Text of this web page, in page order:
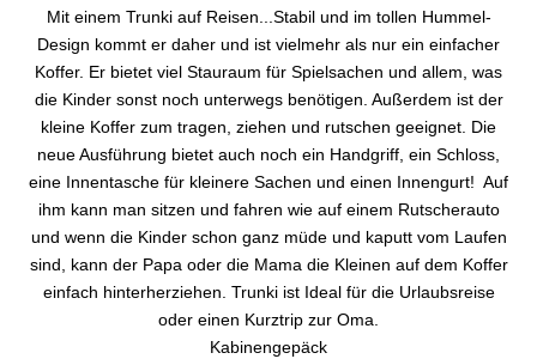
Mit einem Trunki auf Reisen...Stabil und im tollen Hummel-
Design kommt er daher und ist vielmehr als nur ein einfacher
Koffer. Er bietet viel Stauraum für Spielsachen und allem, was
die Kinder sonst noch unterwegs benötigen. Außerdem ist der
kleine Koffer zum tragen, ziehen und rutschen geeignet. Die
neue Ausführung bietet auch noch ein Handgriff, ein Schloss,
eine Innentasche für kleinere Sachen und einen Innengurt! Auf
ihm kann man sitzen und fahren wie auf einem Rutscherauto
und wenn die Kinder schon ganz müde und kaputt vom Laufen
sind, kann der Papa oder die Mama die Kleinen auf dem Koffer
einfach hinterherziehen. Trunki ist Ideal für die Urlaubsreise
oder einen Kurztrip zur Oma.
Kabinengepäck